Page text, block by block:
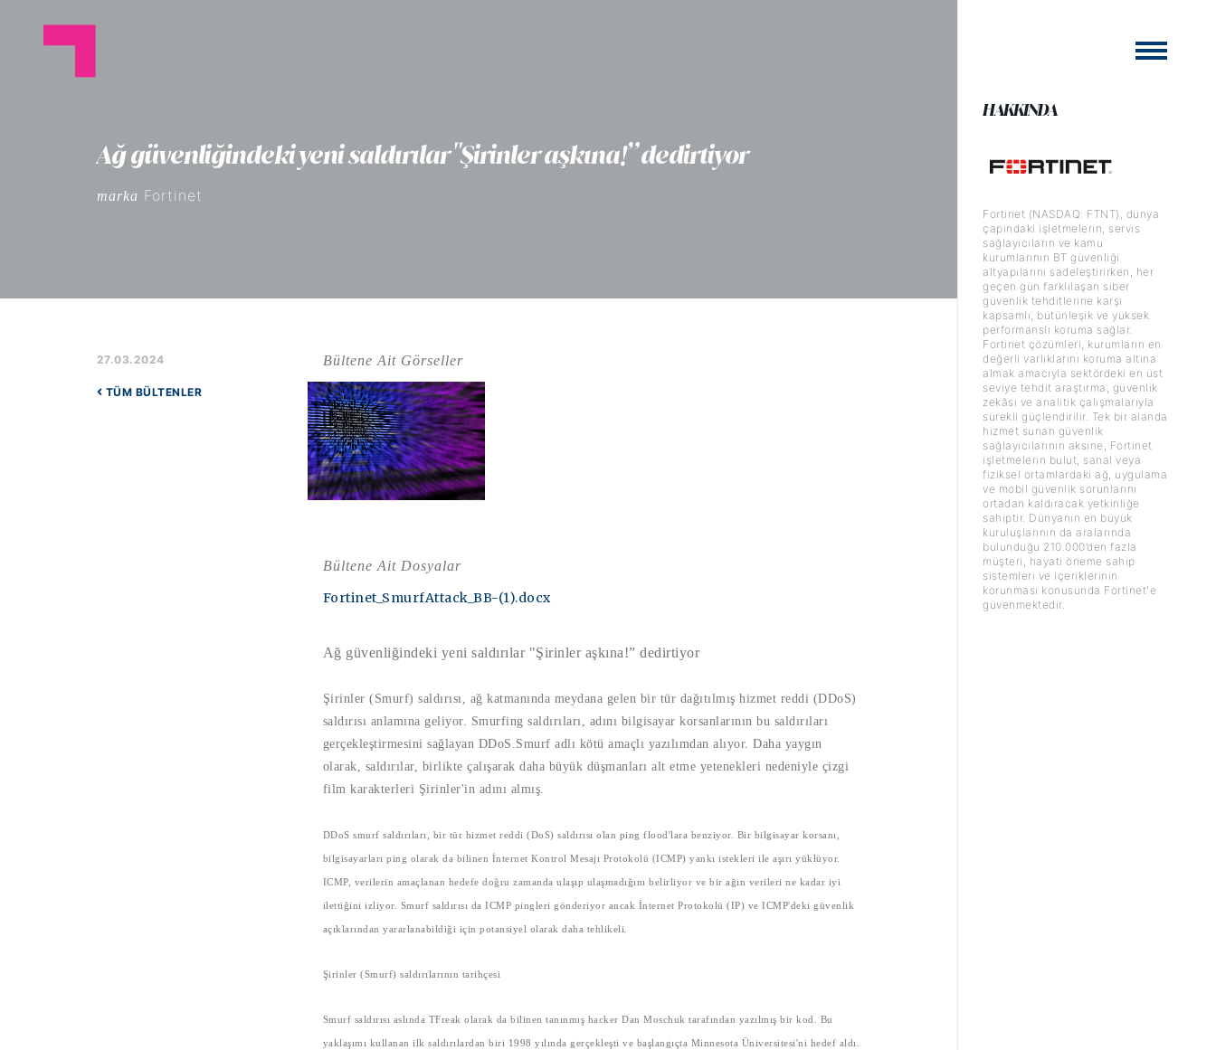
Ağ güvenliğindeki yeni saldırılar "Şirinler aşkına!” dedirtiyor
marka Fortinet
27.03.2024
TÜM BÜLTENLER
Bültene Ait Görseller
Bültene Ait Dosyalar
Fortinet_SmurfAttack_BB-(1).docx
Ağ güvenliğindeki yeni saldırılar "Şirinler aşkına!” dedirtiyor
Şirinler (Smurf) saldırısı, ağ katmanında meydana gelen bir tür dağıtılmış hizmet reddi (DDoS)
saldırısı anlamına geliyor. Smurfing saldırıları, adını bilgisayar korsanlarının bu saldırıları
gerçekleştirmesini sağlayan DDoS.Smurf adlı kötü amaçlı yazılımdan alıyor. Daha yaygın
olarak, saldırılar, birlikte çalışarak daha büyük düşmanları alt etme yetenekleri nedeniyle çizgi
film karakterleri Şirinler'in adını almış.
DDoS smurf saldırıları, bir tür hizmet reddi (DoS) saldırısı olan ping flood'lara benziyor. Bir bilgisayar korsanı,
bilgisayarları ping olarak da bilinen İnternet Kontrol Mesajı Protokolü (ICMP) yankı istekleri ile aşırı yüklüyor.
ICMP, verilerin amaçlanan hedefe doğru zamanda ulaşıp ulaşmadığını belirliyor ve bir ağın verileri ne kadar iyi
ilettiğini izliyor. Smurf saldırısı da ICMP pingleri gönderiyor ancak İnternet Protokolü (IP) ve ICMP'deki güvenlik
açıklarından yararlanabildiği için potansiyel olarak daha tehlikeli.
Şirinler (Smurf) saldırılarının tarihçesi
Smurf saldırısı aslında TFreak olarak da bilinen tanınmış hacker Dan Moschuk tarafından yazılmış bir kod. Bu
yaklaşımı kullanan ilk saldırılardan biri 1998 yılında gerçekleşti ve başlangıçta Minnesota Üniversitesi'ni hedef aldı.
HAKKINDA
Fortinet (NASDAQ: FTNT), dünya
çapındaki işletmelerin, servis
sağlayıcıların ve kamu
kurumlarının BT güvenliği
altyapılarını sadeleştirirken, her
geçen gün farklılaşan siber
güvenlik tehditlerine karşı
kapsamlı, bütünleşik ve yüksek
performanslı koruma sağlar.
Fortinet çözümleri, kurumların en
değerli varlıklarını koruma altına
almak amacıyla sektördeki en üst
seviye tehdit araştırma, güvenlik
zekâsı ve analitik çalışmalarıyla
sürekli güçlendirilir. Tek bir alanda
hizmet sunan güvenlik
sağlayıcılarının aksine, Fortinet
işletmelerin bulut, sanal veya
fiziksel ortamlardaki ağ, uygulama
ve mobil güvenlik sorunlarını
ortadan kaldıracak yetkinliğe
sahiptir. Dünyanın en büyük
kuruluşlarının da aralarında
bulunduğu 210.000’den fazla
müşteri, hayati öneme sahip
sistemleri ve içeriklerinin
korunması konusunda Fortinet'e
güvenmektedir.